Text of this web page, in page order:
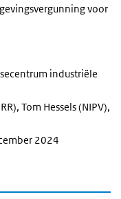
voor
industriële
Tom Hessels (NIPV),
2024